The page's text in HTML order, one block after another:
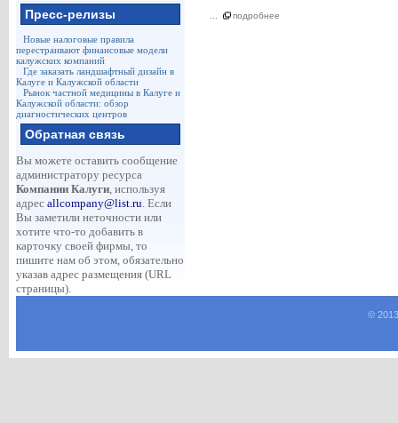
Пресс-релизы
Новые налоговые правила
перестраивают финансовые модели
калужских компаний
Где заказать ландшафтный дизайн в
Калуге и Калужской области
Рынок частной медицины в Калуге и
Калужской области: обзор
диагностических центров
Обратная связь
Вы можете оставить сообщение
администратору ресурса
Компании Калуги, используя
адрес allcompany@list.ru. Если
Вы заметили неточности или
хотите что-то добавить в
карточку своей фирмы, то
пишите нам об этом, обязательно
указав адрес размещения (URL
страницы).
подробнее
©